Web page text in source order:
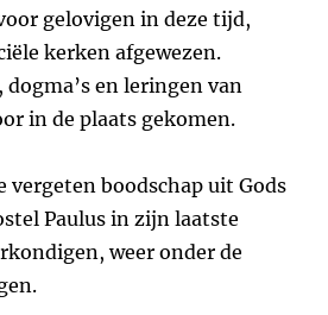
gelovigen in deze tijd,
kerken afgewezen.
en leringen van
in de plaats gekomen.
vergeten boodschap uit Gods
Paulus in zijn laatste
weer onder de